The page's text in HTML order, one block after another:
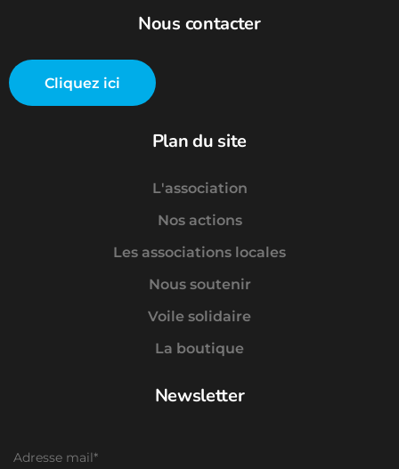
Nous contacter
Cliquez ici
Plan du site
L'association
Nos actions
Les associations locales
Nous soutenir
Voile solidaire
La boutique
Newsletter
Adresse mail*